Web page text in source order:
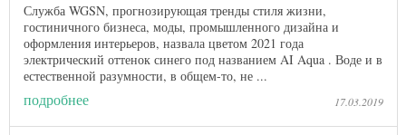
Служба WGSN, прогнозирующая тренды стиля жизни,
гостиничного бизнеса, моды, промышленного дизайна и
оформления интерьеров, назвала цветом 2021 года
электрический оттенок синего под названием AI Aqua . Воде и в
естественной разумности, в общем-то, не ...
подробнее 17.03.2019